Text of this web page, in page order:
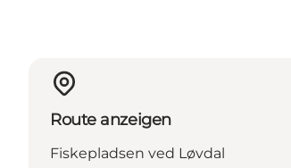
Route anzeigen
Fiskepladsen ved Løvdal